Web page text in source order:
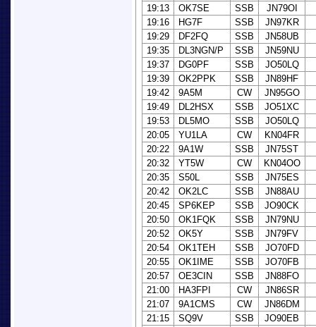
19:13
OK7SE SSB
JN79OI
19:16
HG7F SSB
JN97KR
19:29
DF2FQ SSB
JN58UB
19:35
DL3NGN/P SSB
JN59NU
19:37
DG0PF SSB
JO50LQ
19:39
OK2PPK SSB
JN89HF
19:42
9A5M CW
JN95GO
19:49
DL2HSX SSB
JO51XC
19:53
DL5MO SSB
JO50LQ
20:05
YU1LA CW
KN04FR
20:22
9A1W SSB
JN75ST
20:32
YT5W CW
KN04OO
20:35
S50L SSB
JN75ES
20:42
OK2LC SSB
JN88AU
20:45
SP6KEP SSB
JO90CK
20:50
OK1FQK SSB
JN79NU
20:52
OK5Y SSB
JN79FV
20:54
OK1TEH SSB
JO70FD
20:55
OK1IME SSB
JO70FB
20:57
OE3CIN SSB
JN88FO
21:00
HA3FPI CW
JN86SR
21:07
9A1CMS CW
JN86DM
21:15
SQ9V SSB
JO90EB